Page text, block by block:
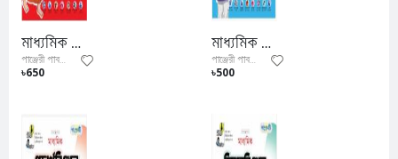
মাধ্যমিক বাংলা ১ম পত্র
পাঞ্জেরী পাবলিকেশন্স লিমিটেড
৳650
মাধ্যমিক গণিত
পাঞ্জেরী পাবলিকেশন্স লিমিটেড
৳500